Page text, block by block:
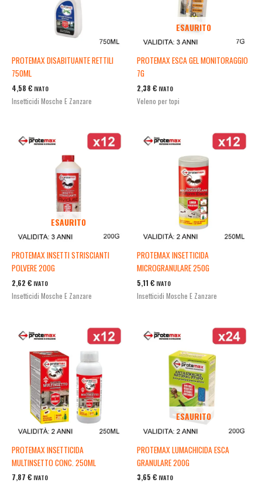
PROTEMAX DISABITUANTE RETTILI
750ML
4,58 € IVATO
Insetticidi Mosche E Zanzare
ESAURITO
PROTEMAX ESCA GEL MONITORAGGIO
7G
2,38 € IVATO
Veleno per topi
ESAURITO
PROTEMAX INSETTI STRISCIANTI
POLVERE 200G
2,62 € IVATO
Insetticidi Mosche E Zanzare
PROTEMAX INSETTICIDA
MICROGRANULARE 250G
5,11 € IVATO
Insetticidi Mosche E Zanzare
PROTEMAX INSETTICIDA
MULTINSETTO CONC. 250ML
7,87 € IVATO
ESAURITO
PROTEMAX LUMACHICIDA ESCA
GRANULARE 200G
3,65 € IVATO